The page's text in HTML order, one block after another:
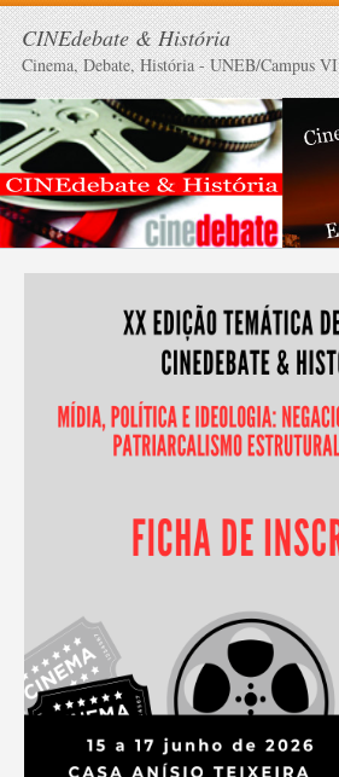
CINEdebate & História
Cinema, Debate, História - UNEB/Campus VI